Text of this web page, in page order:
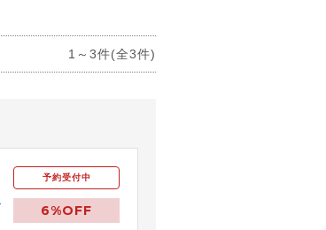
1～3件(全3件)
予約受付中
6%OFF